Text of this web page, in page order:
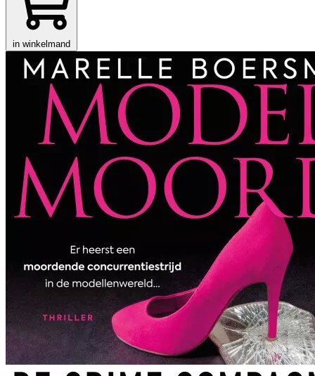
in winkelmand